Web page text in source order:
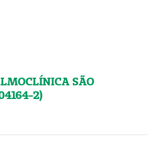
SÃO
2)